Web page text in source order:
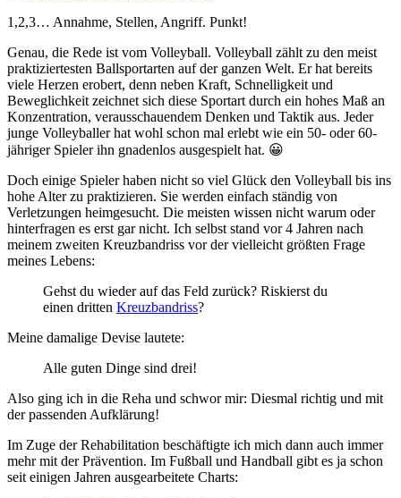
1,2,3… Annahme, Stellen, Angriff. Punkt!
Genau, die Rede ist vom Volleyball. Volleyball zählt zu den meist
praktiziertesten Ballsportarten auf der ganzen Welt. Er hat bereits
viele Herzen erobert, denn neben Kraft, Schnelligkeit und
Beweglichkeit zeichnet sich diese Sportart durch ein hohes Maß an
Konzentration, verausschauendem Denken und Taktik aus. Jeder
junge Volleyballer hat wohl schon mal erlebt wie ein 50- oder 60-
jähriger Spieler ihn gnadenlos ausgespielt hat. 😀
Doch einige Spieler haben nicht so viel Glück den Volleyball bis ins
hohe Alter zu praktizieren. Sie werden einfach ständig von
Verletzungen heimgesucht. Die meisten wissen nicht warum oder
hinterfragen es erst gar nicht. Ich selbst stand vor 4 Jahren nach
meinem zweiten Kreuzbandriss vor der vielleicht größten Frage
meines Lebens:
Gehst du wieder auf das Feld zurück? Riskierst du
einen dritten Kreuzbandriss?
Meine damalige Devise lautete:
Alle guten Dinge sind drei!
Also ging ich in die Reha und schwor mir: Diesmal richtig und mit
der passenden Aufklärung!
Im Zuge der Rehabilitation beschäftigte ich mich dann auch immer
mehr mit der Prävention. Im Fußball und Handball gibt es ja schon
seit einigen Jahren ausgearbeitete Charts: